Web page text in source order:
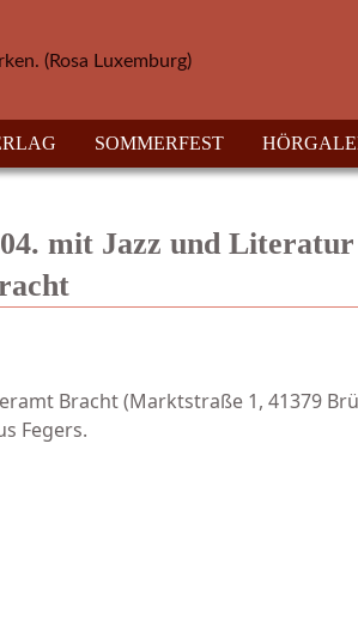
(Rosa Luxemburg)
SOMMERFEST
mit Jazz und
Bracht (Marktstraße 1, 41379
Fegers.